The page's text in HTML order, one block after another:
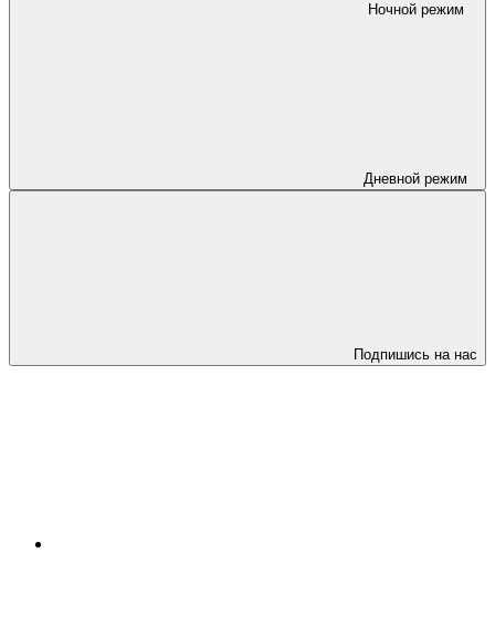
Ночной режим
Дневной режим
Подпишись на нас